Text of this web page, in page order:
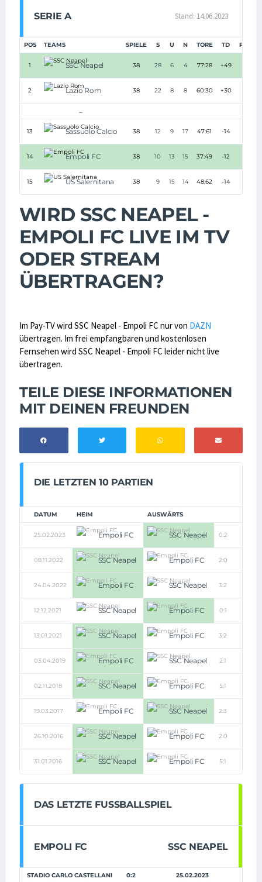
SERIE A Stand: 14.06.2023
POS TEAMS SPIELE S U N TORE TD
1 SSC Neapel 38 28 6 4 77:28 +49
2 Lazio Rom 38 22 8 8 60:30 +30
...
13 Sassuolo Calcio 38 12 9 17 47:61 -14
14 Empoli FC 38 10 13 15 37:49 -12
15 US Salernitana 38 9 15 14 48:62 -14
WIRD SSC NEAPEL -
EMPOLI FC LIVE IM TV
ODER STREAM
ÜBERTRAGEN?
Im Pay-TV wird SSC Neapel - Empoli FC nur von DAZN
übertragen. Im frei empfangbaren und kostenlosen
Fernsehen wird SSC Neapel - Empoli FC leider nicht live
übertragen.
TEILE DIESE INFORMATIONEN
MIT DEINEN FREUNDEN
DIE LETZTEN 10 PARTIEN
DATUM HEIM AUSWÄRTS
25.02.2023 Empoli FC SSC Neapel 0:2
08.11.2022 SSC Neapel Empoli FC 2:0
24.04.2022 Empoli FC SSC Neapel 3:2
12.12.2021 SSC Neapel Empoli FC 0:1
13.01.2021 SSC Neapel Empoli FC 3:2
03.04.2019 Empoli FC SSC Neapel 2:1
02.11.2018 SSC Neapel Empoli FC 5:1
19.03.2017 Empoli FC SSC Neapel 2:3
26.10.2016 SSC Neapel Empoli FC 2:0
31.01.2016 SSC Neapel Empoli FC 5:1
DAS LETZTE FUSSBALLSPIEL
EMPOLI FC SSC NEAPEL
STADIO CARLO CASTELLANI 0:2 25.02.2023